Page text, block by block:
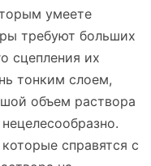
умеете
требуют больших
сцепления их
тонким слоем,
объем раствора
справятся с